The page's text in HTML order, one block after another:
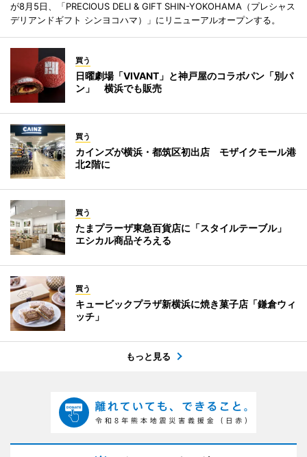
が8月5日、「PRECIOUS DELI & GIFT SHIN-YOKOHAMA（プレシャス
デリアンドギフト シンヨコハマ）」にリニューアルオープンする。
買う
日曜劇場「VIVANT」と神戸屋のコラボパン「別パ
ン」 横浜でも販売
買う
カインズが横浜・都筑区初出店 モザイクモール港
北2階に
買う
たまプラーザ東急百貨店に「スタイルテーブル」
エシカル商品そろえる
買う
キュービックプラザ新横浜に焼き菓子店「鎌倉ウィ
ッチ」
もっと見る